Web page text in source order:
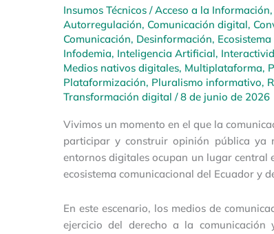
Insumos Técnicos /Acceso a la Información,
Autorregulación, Comunicación digital,
Comunicación, Desinformación,
Infodemia, Inteligencia Artificial,
Medios nativos digitales, Multiplataforma,
Plataformización, Pluralismo informativo,
Transformación digital /8 de junio de 2026
Vivimos un momento en el que la
participar y construir opinión pública ya
entornos digitales ocupan un lugar
ecosistema comunicacional del Ecuador y
En este escenario, los medios de
ejercicio del derecho a la